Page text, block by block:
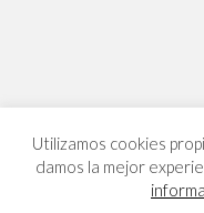
Utilizamos cookies
damos la mejor